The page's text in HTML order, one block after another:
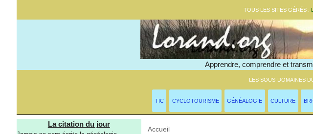
TOUS LES SITES GÉRÉS :
Apprendre, comprendre et
LES SOUS-DOMAINES
TIC CYCLOTOURISME GÉNÉALOGIE CULTURE
La citation du jour
Accueil